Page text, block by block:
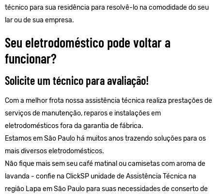
técnico para sua residência para resolvê-lo na comodidade do seu
lar ou de sua empresa.
Seu eletrodoméstico pode voltar a
funcionar?
Solicite um técnico para avaliação!
Com a melhor frota nossa assistência técnica realiza prestações de
serviços de manutenção, reparos e instalações em
eletrodomésticos fora da garantia de fábrica.
Estamos em São Paulo há muitos anos trazendo soluções para os
mais diversos eletrodomésticos.
Não fique mais sem seu café matinal ou camisetas com aroma de
lavanda - confie na ClickSP unidade de Assistência Técnica na
região Lapa em São Paulo para suas necessidades de conserto de